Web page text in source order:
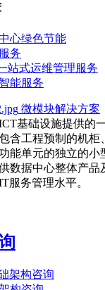
心绿色节能
务
站式运维管理服务
能服务
微模块解决方案
基础设施提供的
含工程预制的机柜
能单元的独立的小
数据中心整体产品
服务管理水平。
架构咨询